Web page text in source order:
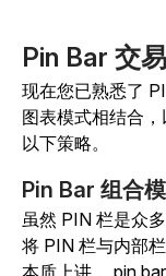
Pin Bar 交
现在您已熟悉了
图表模式相结合
以下策略。
Pin Bar 组合
虽然 PIN 栏是众
将 PIN 栏与内部